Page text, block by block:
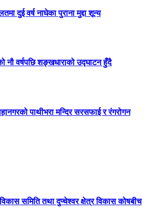
दुई वर्ष नाघेका पुराना मुद्दा शून्य
नौ वर्षपछि शङ्खधाराको उद्घाटन हुँदै
पाथीभरा मन्दिर सरसफाई र रंगरोगन
समिति तथा दुप्चेश्वर क्षेत्र विकास कोषबीच